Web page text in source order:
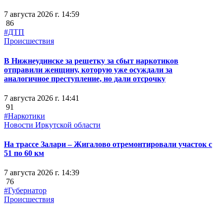
7 августа 2026 г. 14:59
86
#ДТП
Происшествия
В Нижнеудинске за решетку за сбыт наркотиков
отправили женщину, которую уже осуждали за
аналогичное преступление, но дали отсрочку
7 августа 2026 г. 14:41
91
#Наркотики
Новости Иркутской области
На трассе Залари – Жигалово отремонтировали участок с
51 по 60 км
7 августа 2026 г. 14:39
76
#Губернатор
Происшествия